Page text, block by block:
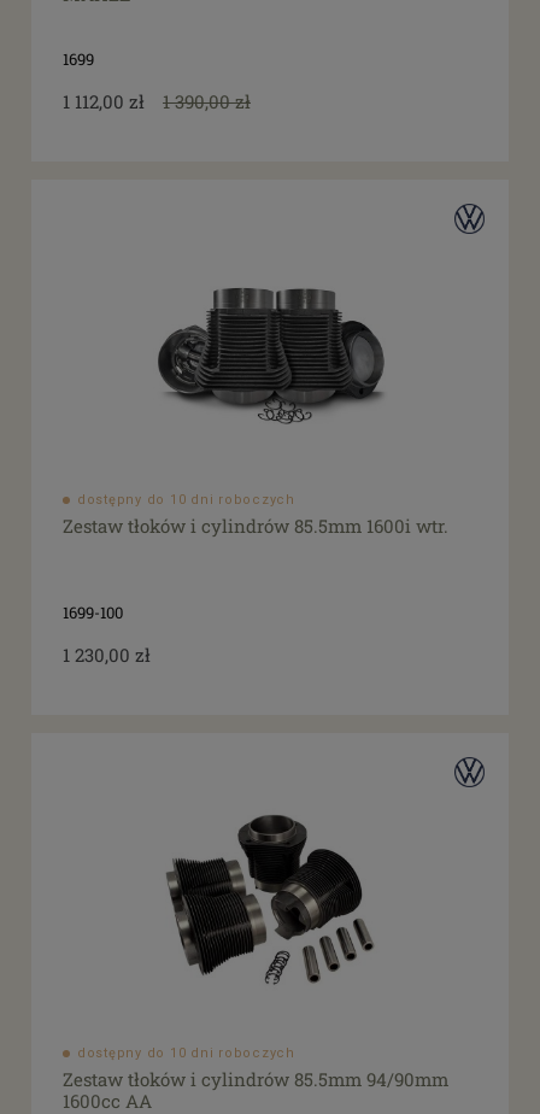
1699
1 112,00 zł 1 390,00 zł
dostępny do 10 dni roboczych
Zestaw tłoków i cylindrów 85.5mm 1600i wtr.
1699-100
1 230,00 zł
dostępny do 10 dni roboczych
Zestaw tłoków i cylindrów 85.5mm 94/90mm
1600cc AA